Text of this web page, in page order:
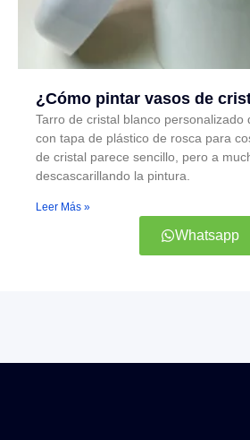
¿Cómo pintar vasos de
Tarro de cristal blanco personalizado
con tapa de plástico de rosca para
de cristal parece sencillo, pero a
descascarillando la pintura.
Leer Más »
Whatsapp